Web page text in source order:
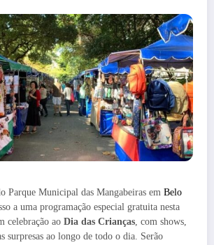
Parque Municipal das Mangabeiras em Belo
a uma programação especial gratuita nesta
celebração ao Dia das Crianças, com shows,
surpresas ao longo de todo o dia. Serão